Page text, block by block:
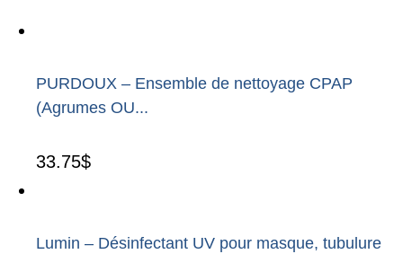
PURDOUX – Ensemble de nettoyage CPAP
(Agrumes OU...
33.75$
Lumin – Désinfectant UV pour masque, tubulure